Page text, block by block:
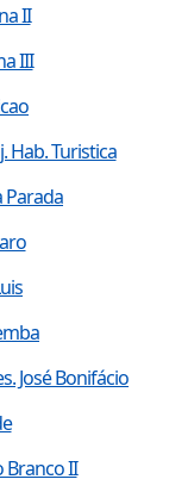
II
III
Hab. Turistica
Parada
José Bonifácio
Branco II